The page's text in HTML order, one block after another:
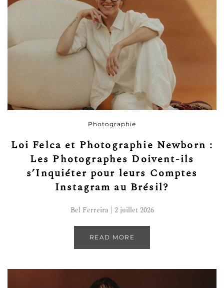
Photographie
Loi Felca et Photographie Newborn :
Les Photographes Doivent-ils
s’Inquiéter pour leurs Comptes
Instagram au Brésil?
Bel Ferreira | 2 juillet 2026
READ MORE